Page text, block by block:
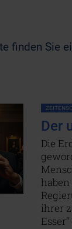
finden Sie
Der
Die
haben
ihrer